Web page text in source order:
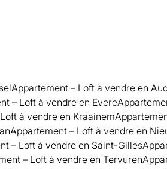
Appartement – Loft à vendre en
– Loft à vendre en Evere
à vendre en Kraainem
Appartement – Loft à vendre en
– Loft à vendre en Saint-Gilles
– Loft à vendre en Tervuren